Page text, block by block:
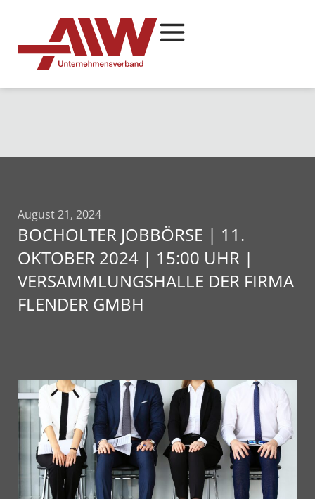
August 21, 2024
BOCHOLTER JOBBÖRSE | 11.
OKTOBER 2024 | 15:00 UHR |
VERSAMMLUNGSHALLE DER FIRMA
FLENDER GMBH